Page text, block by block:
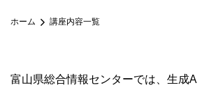
ホーム 講座内容一覧
富山県総合情報センターでは、生成